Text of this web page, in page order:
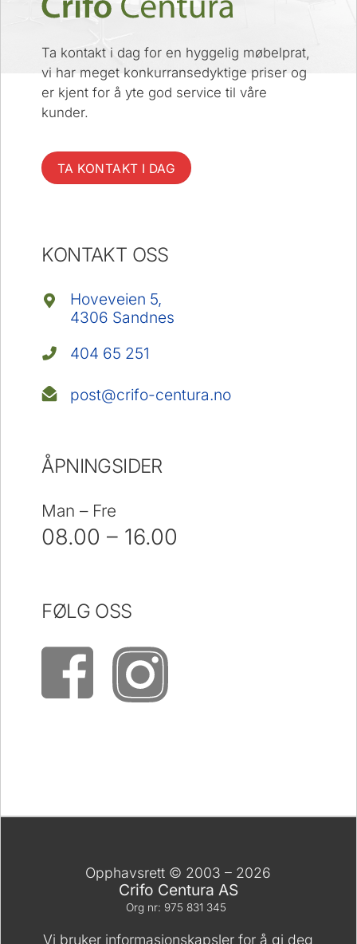
Ta kontakt i dag for en hyggelig møbelprat,
vi har meget konkurransedyktige priser og
er kjent for å yte god service til våre
kunder.
TA KONTAKT I DAG
KONTAKT OSS
Hoveveien 5,
4306 Sandnes
404 65 251
post@crifo-centura.no
ÅPNINGSIDER
Man – Fre
08.00 – 16.00
FØLG OSS
Opphavsrett © 2003 – 2026
Crifo Centura AS
Org nr: 975 831 345
Vi bruker informasjonskapsler for å gi deg